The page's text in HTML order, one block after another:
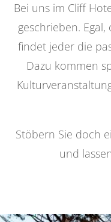
Bei uns im Cliff
geschrieben.
findet jeder die
Dazu kommen
Stöbern Sie doch
und